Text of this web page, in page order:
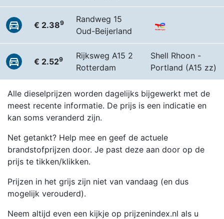
€ 2.389
Randweg 15
Oud-Beijerland
€ 2.529
Rijksweg A15 2
Rotterdam
Shell Rhoon -
Portland (A15 zz)
Alle dieselprijzen worden dagelijks bijgewerkt met de
meest recente informatie. De prijs is een indicatie en
kan soms veranderd zijn.
Net getankt? Help mee en geef de actuele
brandstofprijzen door. Je past deze aan door op de
prijs te tikken/klikken.
Prijzen in het grijs zijn niet van vandaag (en dus
mogelijk verouderd).
Neem altijd even een kijkje op prijzenindex.nl als u